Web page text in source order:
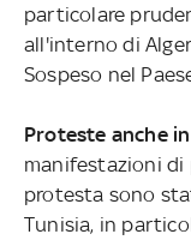
particolare
all'interno di
Sospeso nel
Proteste anche
manifestazioni di
protesta sono
Tunisia, in